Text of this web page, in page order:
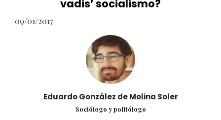
vadis’ socialismo?
09/01/2017
Eduardo González de Molina Soler
Sociólogo y politólogo